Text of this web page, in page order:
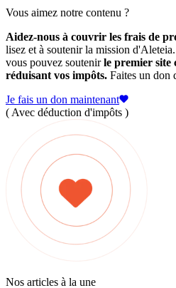
Vous aimez notre contenu ?
Aidez-nous à couvrir les frais de
lisez et à soutenir la mission
vous pouvez soutenirle premier site
réduisant vos impôts. Faites un don
Je fais un don maintenant
( Avec déduction d'impôts )
Nos articles à la une